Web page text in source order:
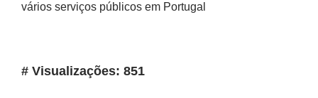
vários serviços públicos em Portugal
# Visualizações: 851